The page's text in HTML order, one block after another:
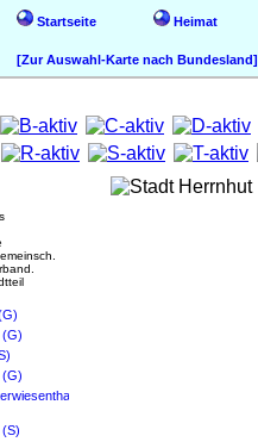
Startseite Heimat
[Zur Auswahl-Karte nach Bundesland]
(G)
(G)